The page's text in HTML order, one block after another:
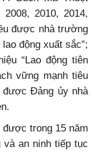
2010, 2014,
được nhà trường
động xuất sắc”;
“Lao động tiên
vững mạnh tiêu
được Đảng ủy nhà
được trong 15 năm
và an ninh tiếp tục